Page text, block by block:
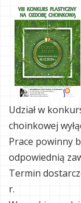
Udział w
choinkowej
Prace powinny
odpowiednią
Termin
r.